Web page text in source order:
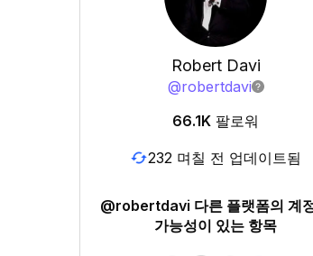
Robert Davi
@robertdavi
66.1K 팔로워
232 며칠 전 업데이트됨
@robertdavi 다른 플랫폼의 계
가능성이 있는 항목